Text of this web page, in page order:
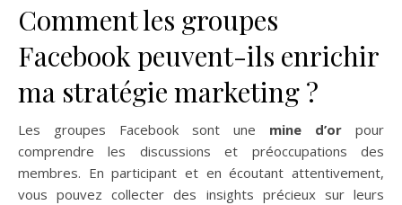
Comment les groupes
Facebook peuvent-ils enrichir
ma stratégie marketing ?
Les groupes Facebook sont une mine d’or pour
comprendre les discussions et préoccupations des
membres. En participant et en écoutant attentivement,
vous pouvez collecter des insights précieux sur leurs